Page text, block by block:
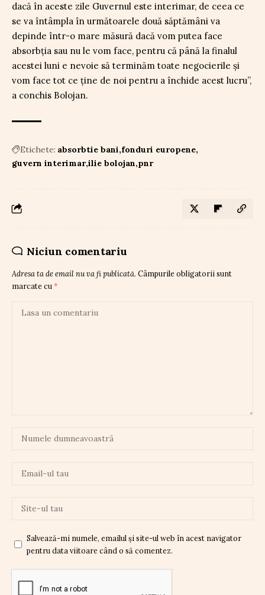
dacă în aceste zile Guvernul este interimar, de ceea ce
se va întâmpla în următoarele două săptămâni va
depinde într-o mare măsură dacă vom putea face
absorbția sau nu le vom face, pentru că până la finalul
acestei luni e nevoie să terminăm toate negocierile și
vom face tot ce ține de noi pentru a închide acest lucru”,
a conchis Bolojan.
Etichete: absorbtie bani fonduri europene
guvern interimar ilie bolojan pnr
Niciun comentariu
Adresa ta de email nu va fi publicată. Câmpurile obligatorii sunt
marcate cu *
Salvează-mi numele, emailul și site-ul web în acest navigator
pentru data viitoare când o să comentez.